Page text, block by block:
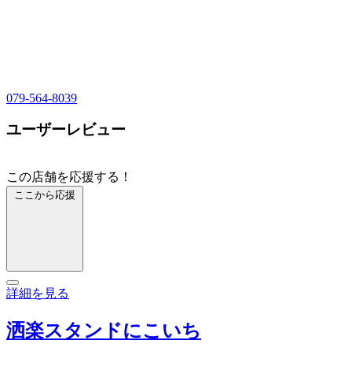
079-564-8039
ユーザーレビュー
この店舗を応援する！
ここから応援
詳細を見る
洒楽スタンドにこいち